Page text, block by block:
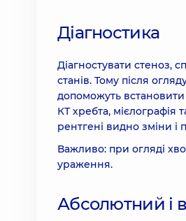
Діагностика
Діагностувати стеноз,
станів. Тому після
допоможуть
КТ хребта, мієлографія
рентгені видно зміни і
Важливо: при огляді
ураження.
Абсолютний і